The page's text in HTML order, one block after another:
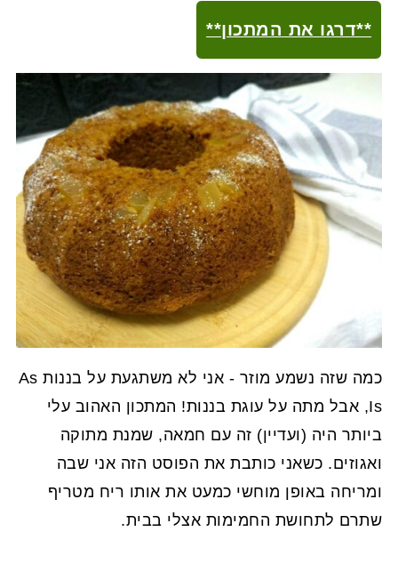
**דרגו את המתכון**
כמה שזה נשמע מוזר - אני לא משתגעת על בננות As
Is, אבל מתה על עוגת בננות! המתכון האהוב עלי
ביותר היה (ועדיין) זה עם חמאה, שמנת מתוקה
ואגוזים. כשאני כותבת את הפוסט הזה אני שבה
ומריחה באופן מוחשי כמעט את אותו ריח מטריף
שתרם לתחושת החמימות אצלי בבית.